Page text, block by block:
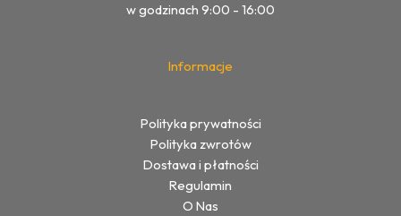
w godzinach 9:00 - 16:00
Informacje
Polityka prywatności
Polityka zwrotów
Dostawa i płatności
Regulamin
O Nas